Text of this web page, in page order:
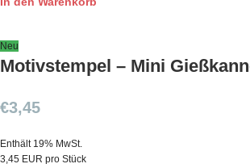
Neu
Motivstempel – Mini
€3,45
Enthält 19% MwSt.
3,45 EUR pro Stück